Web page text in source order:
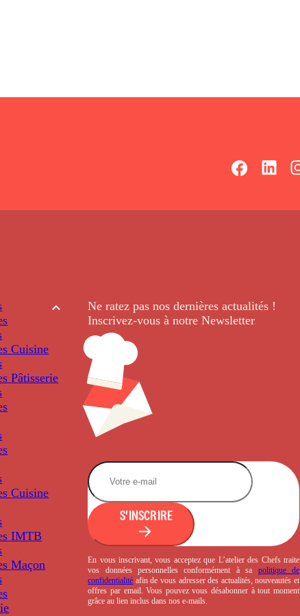
Cuisine
Pâtisserie
Cuisine
IMTB
Maçon
Ne ratez pas nos dernièresactualités !
Inscrivez-vous à notre Newsletter.
S'INSCRIRE
En vous inscrivant, vous acceptez que L’atelier des Chefs traite
vos données personnelles conformément à sa politique de
confidentialité afin de vous adresser des actualités, nouveautés et
offres par email. Vous pouvez vous désabonner à tout moment
grâce au lien inclus dans nos e-mails.